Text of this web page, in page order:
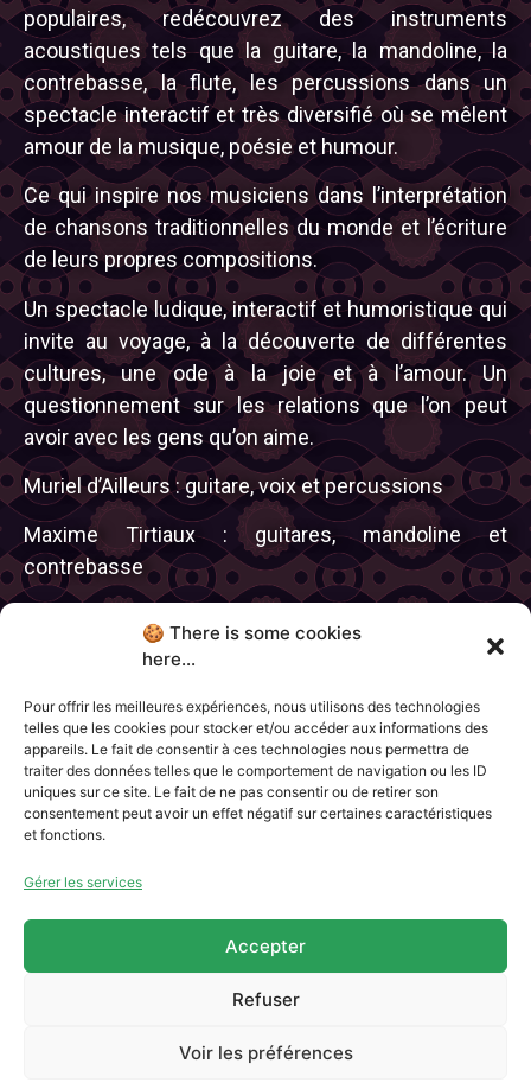
🍪 There is some cookies
here...
Pour offrir les meilleures expériences, nous utilisons des technologies
telles que les cookies pour stocker et/ou accéder aux informations des
appareils. Le fait de consentir à ces technologies nous permettra de
traiter des données telles que le comportement de navigation ou les ID
uniques sur ce site. Le fait de ne pas consentir ou de retirer son
consentement peut avoir un effet négatif sur certaines caractéristiques
et fonctions.
Gérer les services
Accepter
Refuser
Voir les préférences
populaires, redécouvrez des instruments
acoustiques tels que la guitare, la mandoline, la
contrebasse, la flute, les percussions dans un
spectacle interactif et très diversifié où se mêlent
amour de la musique, poésie et humour.
Ce qui inspire nos musiciens dans l’interprétation
de chansons traditionnelles du monde et l’écriture
de leurs propres compositions.
Un spectacle ludique, interactif et humoristique qui
invite au voyage, à la découverte de différentes
cultures, une ode à la joie et à l’amour. Un
questionnement sur les relations que l’on peut
avoir avec les gens qu’on aime.
Muriel d’Ailleurs : guitare, voix et percussions
Maxime Tirtiaux : guitares, mandoline et
contrebasse
Charte Jam’in Jette
Qui sommes-nous ?
CGU